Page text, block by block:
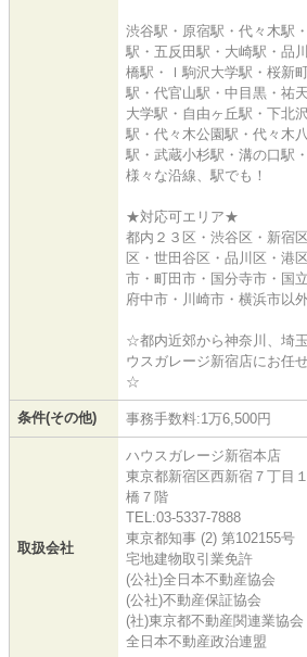
渋谷駅・原宿駅・代々木駅
駅・五反田駅・大崎駅・品
橋駅・ｌ駒沢大学駅・桜新
駅・代官山駅・中目黒・祐
大学駅・自由ヶ丘駅・下北
駅・代々木公園駅・代々木
駅・武蔵小杉駅・溝の口駅
様々な沿線、駅でも！
★対応可エリア★
都内２３区・渋谷区・新宿
区・世田谷区・品川区・港
市・町田市・国分寺市・国
府中市・川崎市・横浜市以
☆都内近郊から神奈川、埼
ウスガレージ新宿店にお任
☆
条件(その他) 事務手数料:1万6,500円
取扱会社
ハウスガレージ新宿本店
東京都新宿区西新宿７丁目
橋７階
TEL:03-5337-7888
東京都知事 (2) 第102155号
宅地建物取引業免許
(公社)全日本不動産協会
(公社)不動産保証協会
(社)東京都不動産関連業協会
全日本不動産政治連盟